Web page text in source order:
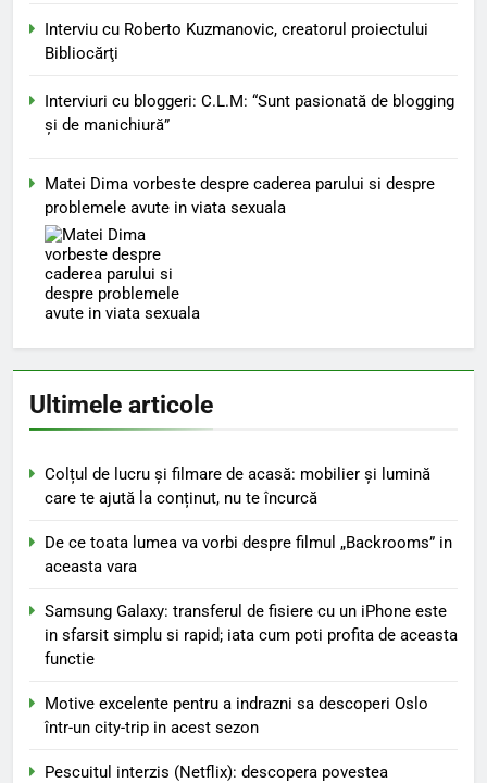
Interviu cu Roberto Kuzmanovic, creatorul proiectului
Bibliocărţi
Interviuri cu bloggeri: C.L.M: “Sunt pasionată de blogging
şi de manichiură”
Matei Dima vorbeste despre caderea parului si despre
problemele avute in viata sexuala
Ultimele articole
Colțul de lucru și filmare de acasă: mobilier și lumină
care te ajută la conținut, nu te încurcă
De ce toata lumea va vorbi despre filmul „Backrooms” in
aceasta vara
Samsung Galaxy: transferul de fisiere cu un iPhone este
in sfarsit simplu si rapid; iata cum poti profita de aceasta
functie
Motive excelente pentru a indrazni sa descoperi Oslo
într-un city-trip in acest sezon
Pescuitul interzis (Netflix): descopera povestea